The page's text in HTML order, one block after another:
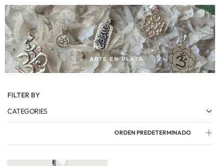
FILTER BY
CATEGORIES
ORDEN PREDETERMINADO